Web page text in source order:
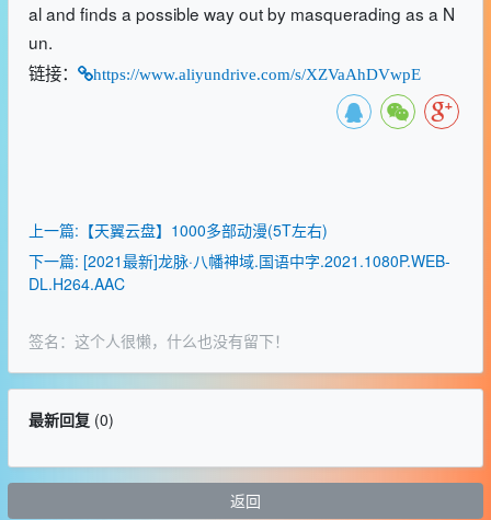
al and finds a possible way out by masquerading as a N
un.
链接：
https://www.aliyundrive.com/s/XZVaAhDVwpE
上一篇:【天翼云盘】1000多部动漫(5T左右)
下一篇: [2021最新]龙脉·八幡神域.国语中字.2021.1080P.WEB-
DL.H264.AAC
签名：这个人很懒，什么也没有留下！
最新回复(0)
返回